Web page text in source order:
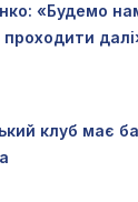
«Будемо
клуб має